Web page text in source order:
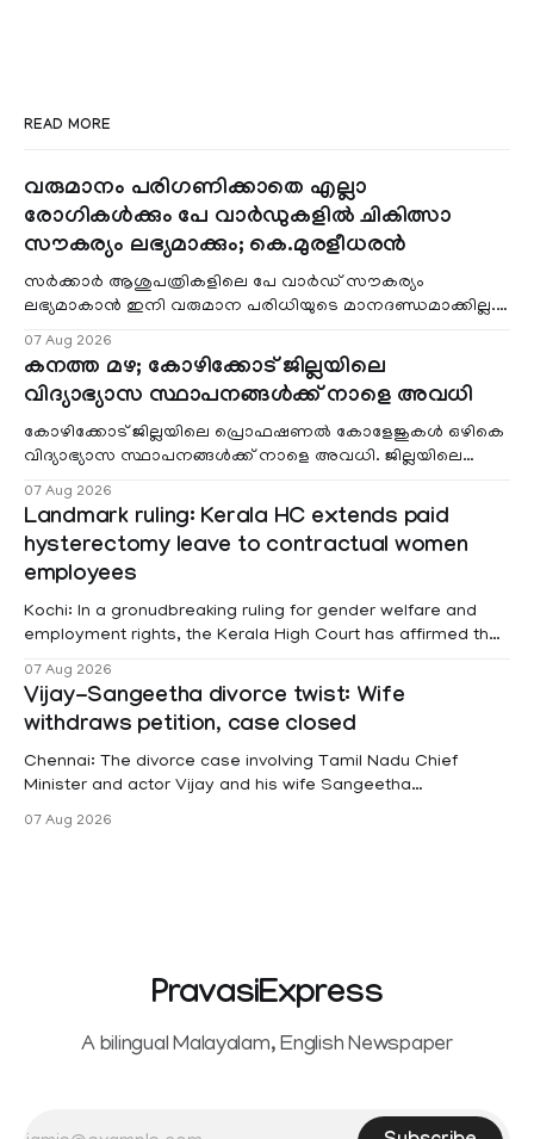
READ MORE
വരുമാനം പരിഗണിക്കാതെ എല്ലാ
രോഗികൾക്കും പേ വാർഡുകളിൽ ചികിത്സാ
സൗകര്യം ലഭ്യമാക്കും; കെ.മുരളീധരൻ
സർക്കാർ ആശുപത്രികളിലെ പേ വാർഡ് സൗകര്യം
ലഭ്യമാകാൻ ഇനി വരുമാന പരിധിയുടെ മാനദണ്ഡമാക്കില്ല.
വരുമാനം പരിഗണിക്കാതെ എല്ലാ രോഗികൾക്കും പേ വാർഡു
07 Aug 2026
കനത്ത മഴ; കോഴിക്കോട് ജില്ലയിലെ
വിദ്യാഭ്യാസ സ്ഥാപനങ്ങൾക്ക് നാളെ അവധി
കോഴിക്കോട് ജില്ലയിലെ പ്രൊഫഷണൽ കോളേജുകൾ ഒഴികെ
വിദ്യാഭ്യാസ സ്ഥാപനങ്ങൾക്ക് നാളെ അവധി. ജില്ലയിലെ
മലയോര- തീരദേശ മേഖലകളിലും മറ്റും ശക്തമായ മഴയു
07 Aug 2026
Landmark ruling: Kerala HC extends paid
hysterectomy leave to contractual women
employees
Kochi: In a gronudbreaking ruling for gender welfare and
employment rights, the Kerala High Court has affirmed that
female contractual staff employed in government-funded
projects are eligible for paid medical leave following
hysterectomy surgery under the Kerala Service Rules
(KSR). The court noted that since essential benefits like
maternity
07 Aug 2026
Vijay-Sangeetha divorce twist: Wife
withdraws petition, case closed
Chennai: The divorce case involving Tamil Nadu Chief
Minister and actor Vijay and his wife Sangeetha
Sowrnalingam has taken a new turn after Sangeetha
Sowrnalingam has taken a new turn after Sangeetha
07 Aug 2026
PravasiExpress
A bilingual Malayalam, English Newspaper